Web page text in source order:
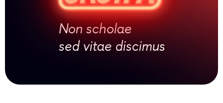
Non scholae
sed vitae discimus